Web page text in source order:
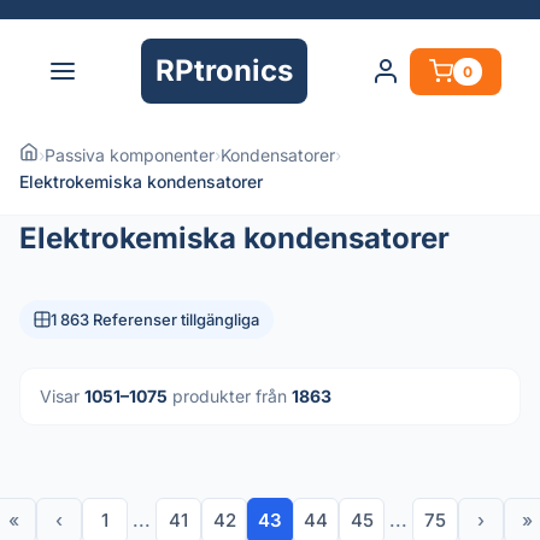
RPtronics 0
›Passiva komponenter›Kondensatorer›
Elektrokemiska kondensatorer
Elektrokemiska kondensatorer
1 863 Referenser tillgängliga
Visar 1051–1075 produkter från 1863
« ‹ 1 ... 41 42 43 44 45 ... 75 › »